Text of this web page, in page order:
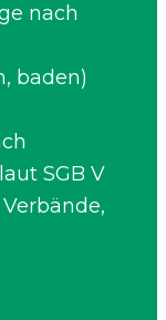
nach
baden)
SGB V